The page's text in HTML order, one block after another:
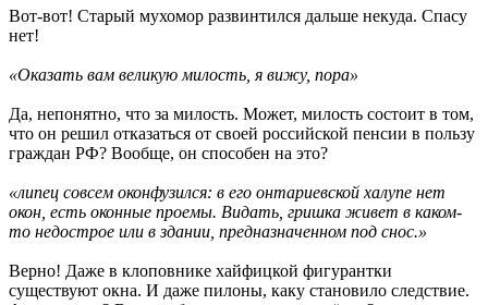
Вот-вот! Старый мухомор развинтился дальше некуда. Спасу
нет!
«Оказать вам великую милость, я вижу, пора»
Да, непонятно, что за милость. Может, милость состоит в том,
что он решил отказаться от своей российской пенсии в пользу
граждан РФ? Вообще, он способен на это?
«липец совсем оконфузился: в его онтариевской халупе нет
окон, есть оконные проемы. Видать, гришка живет в каком-
то недострое или в здании, предназначенном под снос.»
Верно! Даже в клоповнике хайфицкой фигурантки
существуют окна. И даже пилоны, каку становило следствие.